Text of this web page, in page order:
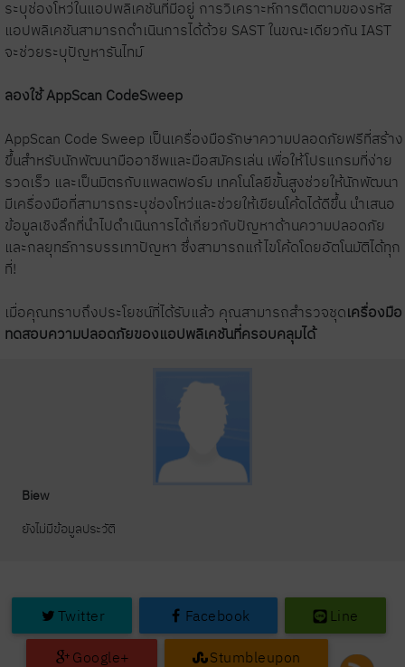
ระบุช่องโหว่ในแอปพลิเคชันที่มีอยู่ การวิเคราะห์การติดตามของรหัส
แอปพลิเคชันสามารถดำเนินการได้ด้วย SAST ในขณะเดียวกัน IAST
จะช่วยระบุปัญหารันไทม์
ลองใช้ AppScan CodeSweep
AppScan Code Sweep เป็นเครื่องมือรักษาความปลอดภัยฟรีที่สร้าง
ขึ้นสำหรับนักพัฒนามืออาชีพและมือสมัครเล่น เพื่อให้โปรแกรมที่ง่าย
รวดเร็ว และเป็นมิตรกับแพลตฟอร์ม เทคโนโลยีขั้นสูงช่วยให้นักพัฒนา
มีเครื่องมือที่สามารถระบุช่องโหว่และช่วยให้เขียนโค้ดได้ดีขึ้น นำเสนอ
ข้อมูลเชิงลึกที่นำไปดำเนินการได้เกี่ยวกับปัญหาด้านความปลอดภัย
และกลยุทธ์การบรรเทาปัญหา ซึ่งสามารถแก้ไขโค้ดโดยอัตโนมัติได้ทุก
ที่!
เมื่อคุณทราบถึงประโยชน์ที่ได้รับแล้ว คุณสามารถสำรวจชุดเครื่องมือ
ทดสอบความปลอดภัยของแอปพลิเคชันที่ครอบคลุมได้
Biew
ยังไม่มีข้อมูลประวัติ
Twitter Facebook Line
Google+ Stumbleupon